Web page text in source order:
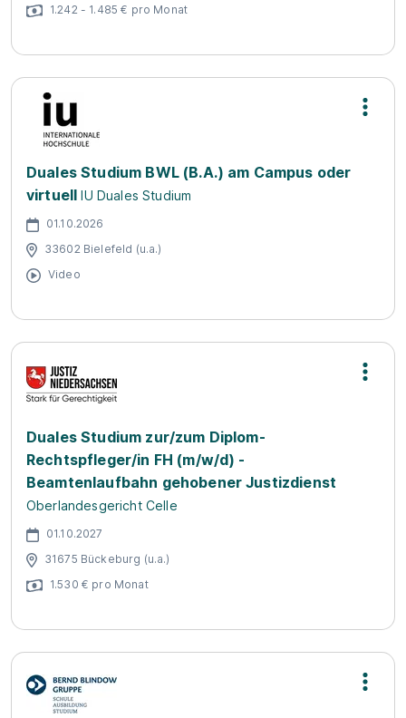
1.242 - 1.485 € pro Monat
Duales Studium BWL (B.A.) am Campus oder
virtuell IU Duales Studium
01.10.2026
33602 Bielefeld (u.a.)
Video
Duales Studium zur/zum Diplom-
Rechtspfleger/in FH (m/w/d) -
Beamtenlaufbahn gehobener Justizdienst
Oberlandesgericht Celle
01.10.2027
31675 Bückeburg (u.a.)
1.530 € pro Monat